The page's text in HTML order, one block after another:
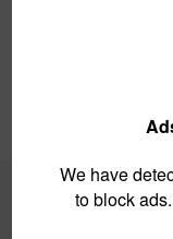
We have
to block